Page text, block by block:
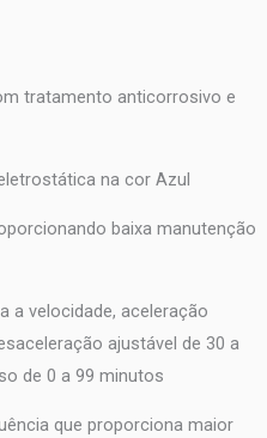
tratamento anticorrosivo e
na cor Azul
baixa manutenção
a velocidade, aceleração
ajustável de 30 a
de 0 a 99 minutos
que proporciona maior